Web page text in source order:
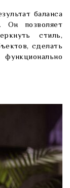
баланса
Он позволяет
стиль,
сделать